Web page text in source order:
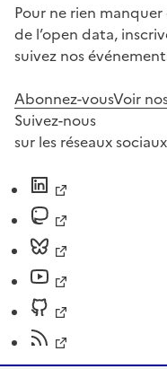
Pour ne rien
de l’open data,
suivez nos
Abonnez-vousVoir
Suivez-nous
sur les réseaux sociaux